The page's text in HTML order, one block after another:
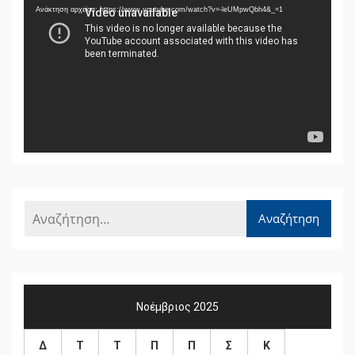
Αναπαραγωγής
Βίντεο
Ανάκτηση αρχείου: https://www.youtube.com/watch?v=-leUMpwQbh4&_=1
Νοέμβριος 2025
Δ Τ Τ Π Π Σ Κ